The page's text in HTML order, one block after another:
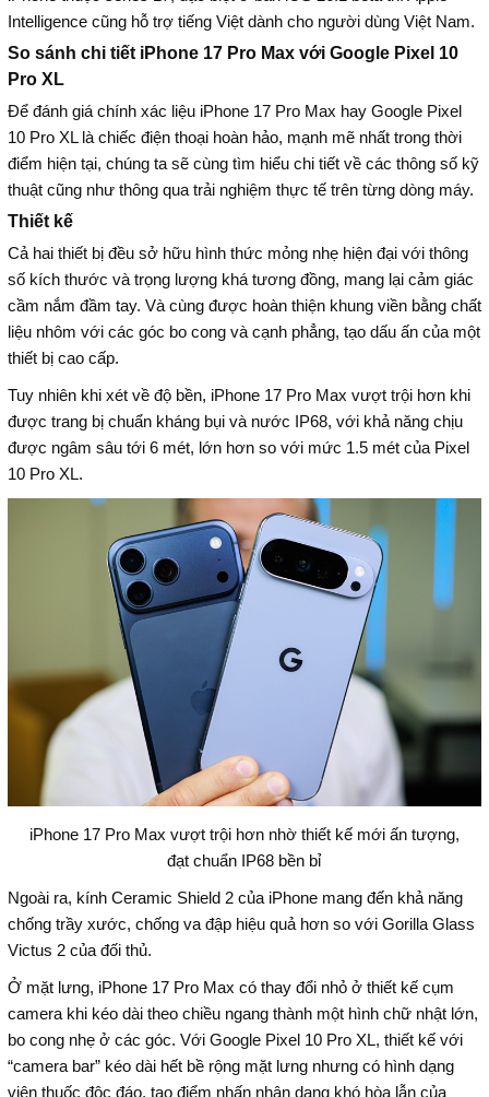
Intelligence cũng hỗ trợ tiếng Việt dành cho người dùng Việt Nam.
So sánh chi tiết iPhone 17 Pro Max với Google Pixel 10
Pro XL
Để đánh giá chính xác liệu iPhone 17 Pro Max hay Google Pixel
10 Pro XL là chiếc điện thoại hoàn hảo, mạnh mẽ nhất trong thời
điểm hiện tại, chúng ta sẽ cùng tìm hiểu chi tiết về các thông số kỹ
thuật cũng như thông qua trải nghiệm thực tế trên từng dòng máy.
Thiết kế
Cả hai thiết bị đều sở hữu hình thức mỏng nhẹ hiện đại với thông
số kích thước và trọng lượng khá tương đồng, mang lại cảm giác
cầm nắm đầm tay. Và cùng được hoàn thiện khung viền bằng chất
liệu nhôm với các góc bo cong và cạnh phẳng, tạo dấu ấn của một
thiết bị cao cấp.
Tuy nhiên khi xét về độ bền, iPhone 17 Pro Max vượt trội hơn khi
được trang bị chuẩn kháng bụi và nước IP68, với khả năng chịu
được ngâm sâu tới 6 mét, lớn hơn so với mức 1.5 mét của Pixel
10 Pro XL.
iPhone 17 Pro Max vượt trội hơn nhờ thiết kế mới ấn tượng,
đạt chuẩn IP68 bền bỉ
Ngoài ra, kính Ceramic Shield 2 của iPhone mang đến khả năng
chống trầy xước, chống va đập hiệu quả hơn so với Gorilla Glass
Victus 2 của đối thủ.
Ở mặt lưng, iPhone 17 Pro Max có thay đổi nhỏ ở thiết kế cụm
camera khi kéo dài theo chiều ngang thành một hình chữ nhật lớn,
bo cong nhẹ ở các góc. Với Google Pixel 10 Pro XL, thiết kế với
“camera bar” kéo dài hết bề rộng mặt lưng nhưng có hình dạng
viên thuốc độc đáo, tạo điểm nhấn nhận dạng khó hòa lẫn của